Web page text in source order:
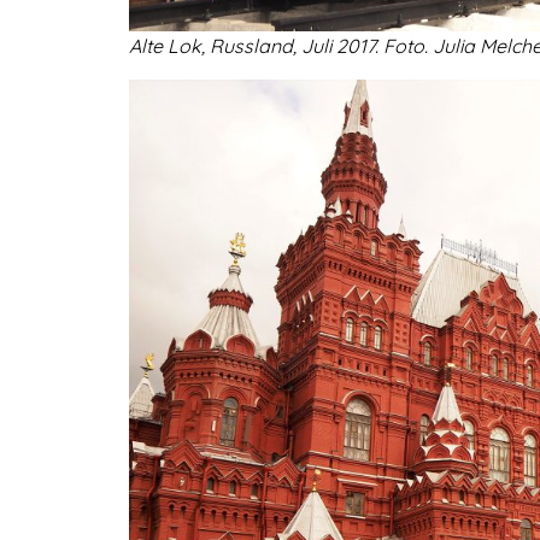
Alte Lok, Russland, Juli 2017. Foto. Julia